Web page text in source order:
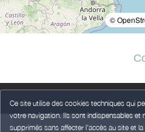
Ce site utilise des cookies techniques qui
votre navigation. Ils sont indispensables et
supprimés sans affecter l’accès au site et
©
Legal Notice Personal